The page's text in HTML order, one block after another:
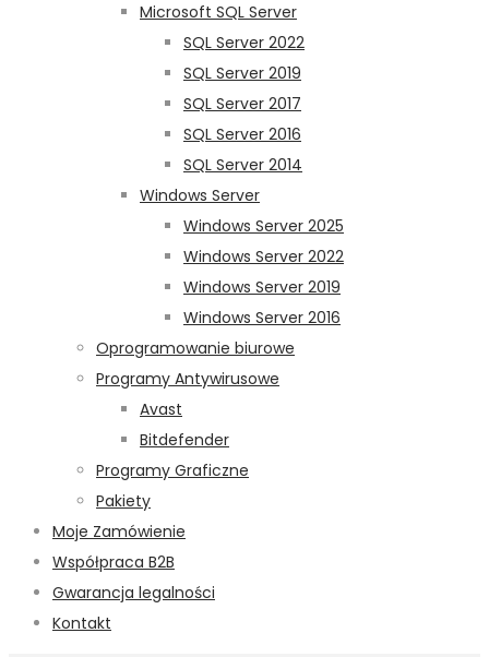
Microsoft SQL Server
SQL Server 2022
SQL Server 2019
SQL Server 2017
SQL Server 2016
SQL Server 2014
Windows Server
Windows Server 2025
Windows Server 2022
Windows Server 2019
Windows Server 2016
Oprogramowanie biurowe
Programy Antywirusowe
Avast
Bitdefender
Programy Graficzne
Pakiety
Moje Zamówienie
Współpraca B2B
Gwarancja legalności
Kontakt